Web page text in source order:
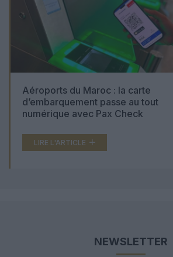
Aéroports du Maroc : la carte
d’embarquement passe au tout
numérique avec Pax Check
LIRE L'ARTICLE
NEWSLETTER